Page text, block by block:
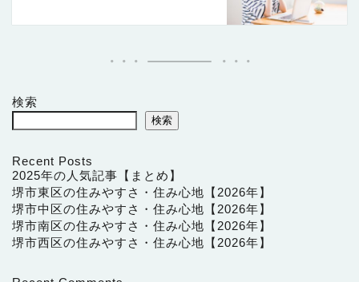
検索
検索
Recent Posts
2025年の人気記事【まとめ】
堺市東区の住みやすさ・住み心地【2026年】
堺市中区の住みやすさ・住み心地【2026年】
堺市南区の住みやすさ・住み心地【2026年】
堺市西区の住みやすさ・住み心地【2026年】